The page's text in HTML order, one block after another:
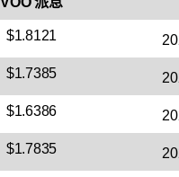
$1.8121
$1.7385
$1.6386
$1.7835